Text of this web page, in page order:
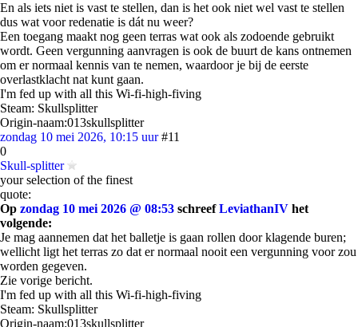
En als iets niet is vast te stellen, dan is het ook niet wel vast te stellen
dus wat voor redenatie is dát nu weer?
Een toegang maakt nog geen terras wat ook als zodoende gebruikt
wordt. Geen vergunning aanvragen is ook de buurt de kans ontnemen
om er normaal kennis van te nemen, waardoor je bij de eerste
overlastklacht nat kunt gaan.
I'm fed up with all this Wi-fi-high-fiving
Steam: Skullsplitter
Origin-naam:013skullsplitter
zondag 10 mei 2026, 10:15 uur #11
0
Skull-splitter
your selection of the finest
quote:
Op zondag 10 mei 2026 @ 08:53 schreefLeviathanIV het
volgende:
Je mag aannemen dat het balletje is gaan rollen door klagende buren;
wellicht ligt het terras zo dat er normaal nooit een vergunning voor zou
worden gegeven.
Zie vorige bericht.
I'm fed up with all this Wi-fi-high-fiving
Steam: Skullsplitter
Origin-naam:013skullsplitter